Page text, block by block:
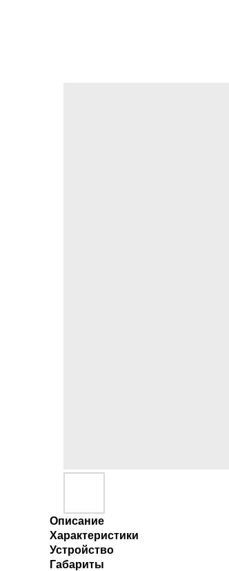
Описание
Характеристики
Устройство
Габариты